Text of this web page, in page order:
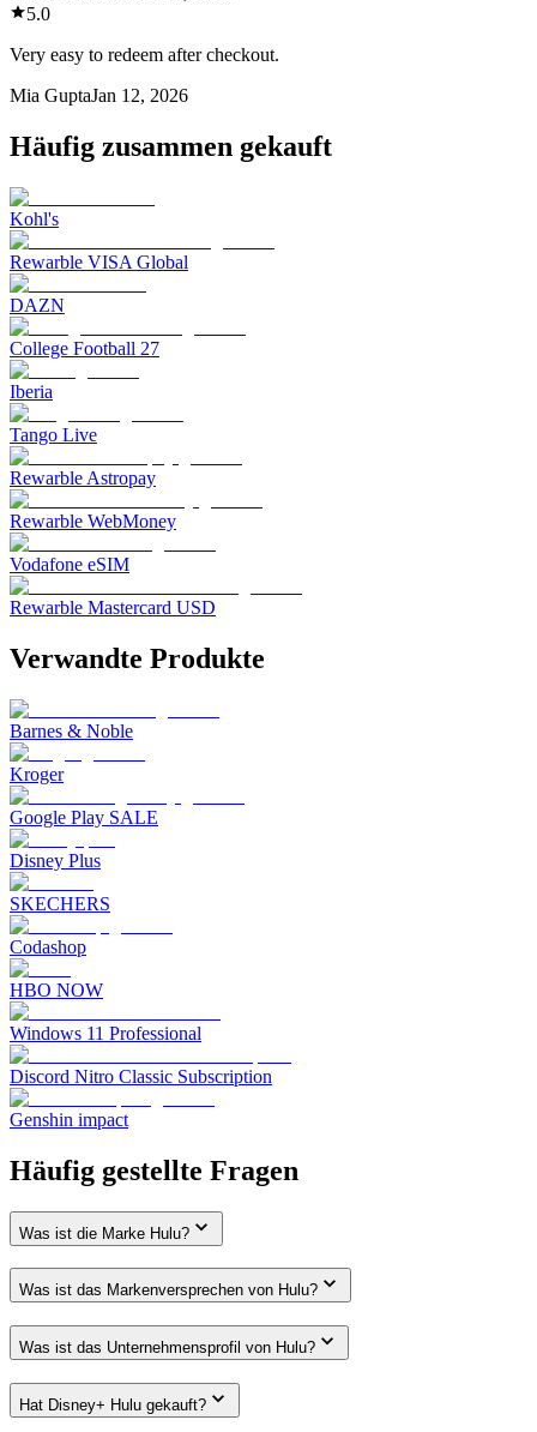
5.0
Very easy to redeem after checkout.
Mia GuptaJan 12, 2026
Häufig zusammen gekauft
Kohl's
Rewarble VISA Global
DAZN
College Football 27
Iberia
Tango Live
Rewarble Astropay
Rewarble WebMoney
Vodafone eSIM
Rewarble Mastercard USD
Verwandte Produkte
Barnes & Noble
Kroger
Google Play SALE
Disney Plus
SKECHERS
Codashop
HBO NOW
Windows 11 Professional
Discord Nitro Classic Subscription
Genshin impact
Häufig gestellte Fragen
Was ist die Marke Hulu?
Was ist das Markenversprechen von Hulu?
Was ist das Unternehmensprofil von Hulu?
Hat Disney+ Hulu gekauft?